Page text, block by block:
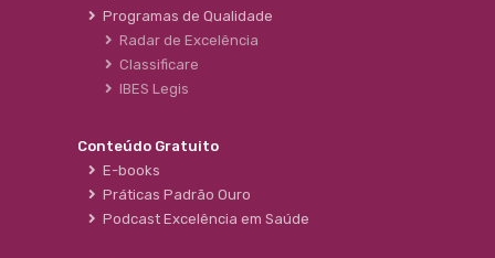
Programas de Qualidade
Radar de Excelência
Classificare
IBES Legis
Conteúdo Gratuito
E-books
Práticas Padrão Ouro
Podcast Excelência em Saúde